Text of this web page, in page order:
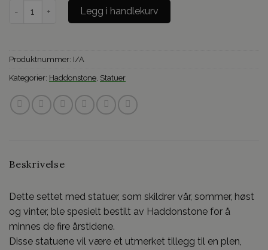
The Four Seasons Autumn antall
Legg i handlekurv
Produktnummer: I/A
Kategorier: Haddonstone, Statuer
Beskrivelse
Dette settet med statuer, som skildrer vår, sommer, høst
og vinter, ble spesielt bestilt av Haddonstone for å
minnes de fire årstidene.
Disse statuene vil være et utmerket tillegg til en plen,